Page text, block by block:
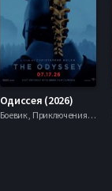
Одиссея (2026)
Боевик , Приключения, Фэнтези,